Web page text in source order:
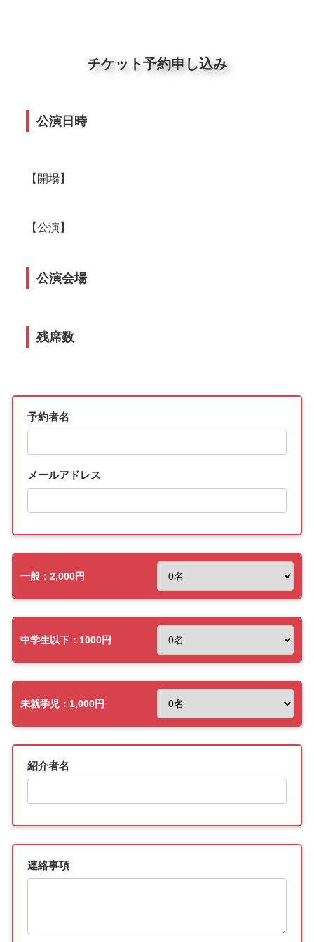
チケット予約申し込み
公演日時
【開場】
【公演】
公演会場
残席数
予約者名
メールアドレス
一般：2,000円
中学生以下：1000円
未就学児：1,000円
紹介者名
連絡事項